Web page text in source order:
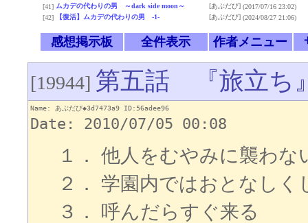
[41] ムカデの代わりの男 ～dark side moon～ [あぶだび] (2017/07/16 23:02)
[42]
【復活】ムカデの代わりの男 -1- [あぶだび] (2024/08/27 21:06)
感想掲示板 全件表示 作者メニュー
[19944] 第五話 『旅立ち
Name: あぶだび◆3d7473a9 ID:56adee96
Date: 2010/07/05 00:08
１． 他人をむやみに襲わな
２． 学園内ではおとなしく
３． 呼んだらすぐ来る